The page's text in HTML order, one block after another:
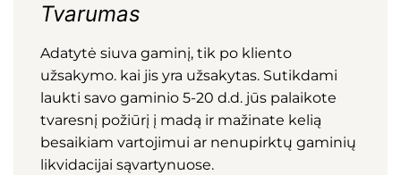
Tvarumas
Adatytė siuva gaminį, tik po kliento
užsakymo. kai jis yra užsakytas. Sutikdami
laukti savo gaminio 5-20 d.d. jūs palaikote
tvaresnį požiūrį į madą ir mažinate kelią
besaikiam vartojimui ar nenupirktų gaminių
likvidacijai sąvartynuose.